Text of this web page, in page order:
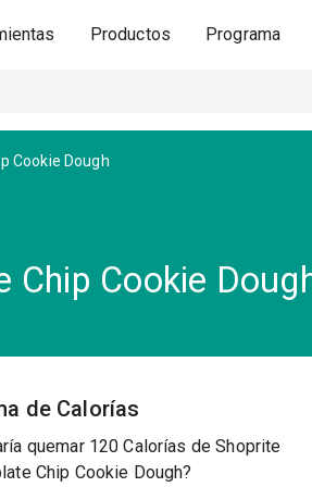
Productos Programa
Cookie Dough
Chip Cookie
de Calorías
quemar 120 Calorías de Shoprite
Chip Cookie Dough?